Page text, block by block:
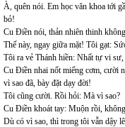
À, quên nói. Em học văn khoa tới
bỏ!
Cu Điền nói, thản nhiên thinh
Thế này, ngay giữa mặt! Tôi gạt:
Tôi ra vẻ Thánh hiền: Nhất tự vi
Cu Điền nhai nốt miếng cơm, cười
vì sao đã, bày đặt dạy đời!
Tôi cũng cười. Rồi hỏi: Mà vì sao?
Cu Điền khoát tay: Muộn rồi,
Dù có vì sao, thì trong tôi vẫn dậy